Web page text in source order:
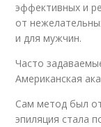
эффективных и
от
и для мужчин.
Часто
Американская
Сам метод был
эпиляция стала